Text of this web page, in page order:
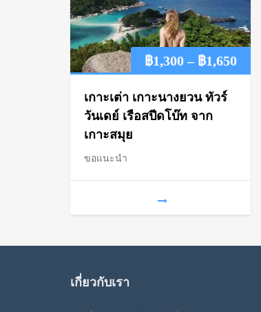
฿1,300 – ฿1,650Price
เกาะเต่า เกาะนางยวน ทัวร์
วันเดย์ เรือสปีดโบ๊ท จาก
เกาะสมุย
ขอแนะนำ
เกี่ยวกับเรา